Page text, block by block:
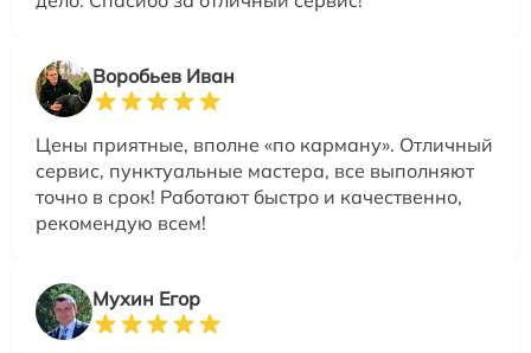
Воробьев Иван
Цены приятные, вполне «по карману». Отличный
сервис, пунктуальные мастера, все выполняют
точно в срок! Работают быстро и качественно,
рекомендую всем!
Мухин Егор